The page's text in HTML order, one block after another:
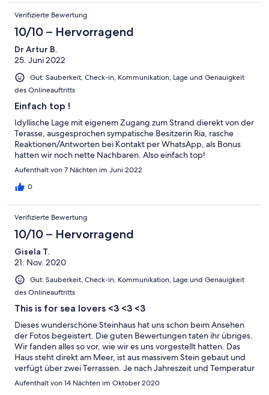
traumhafte Lage der Wohnung, sehr nette Vermieter, kleiner,
fast einsamer Ort. Wer Ruhe und Entschleunigung sucht ohne
auf Annehmlichkeiten verzichten zu wollen, findet hier genau
das Richtige.
Verifizierte Bewertung
10/10 – Hervorragend
Dr Artur B.
25. Juni 2022
Gut: Sauberkeit, Check-in, Kommunikation, Lage und Genauigkeit
des Onlineauftritts
Einfach top !
Idyllische Lage mit eigenem Zugang zum Strand dierekt von der
Terasse, ausgesprochen sympatische Besitzerin Ria, rasche
Reaktionen/Antworten bei Kontakt per WhatsApp, als Bonus
hatten wir noch nette Nachbaren. Also einfach top!
Aufenthalt von 7 Nächten im Juni 2022
0
Verifizierte Bewertung
10/10 – Hervorragend
Gisela T.
21. Nov. 2020
Gut: Sauberkeit, Check-in, Kommunikation, Lage und Genauigkeit
des Onlineauftritts
This is for sea lovers <3 <3 <3
Dieses wunderschöne Steinhaus hat uns schon beim Ansehen
der Fotos begeistert. Die guten Bewertungen taten ihr übriges.
Wir fanden alles so vor, wie wir es uns vorgestellt hatten. Das
Haus steht direkt am Meer, ist aus massivem Stein gebaut und
verfügt über zwei Terrassen. Je nach Jahreszeit und Temperatur
findet man immer ein schattiges Plätzchen bei Hitze im Sommer
Aufenthalt von 14 Nächten im Oktober 2020